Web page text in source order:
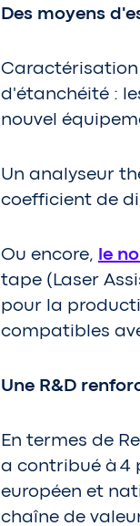
Des moyens
Caractérisation
d'étanchéité :
nouvel
Un analyseur
coefficient de
Ou encore, le
tape (Laser
pour la
compatibles
Une R&D
En termes de
a contribué à 4
européen et
chaîne de